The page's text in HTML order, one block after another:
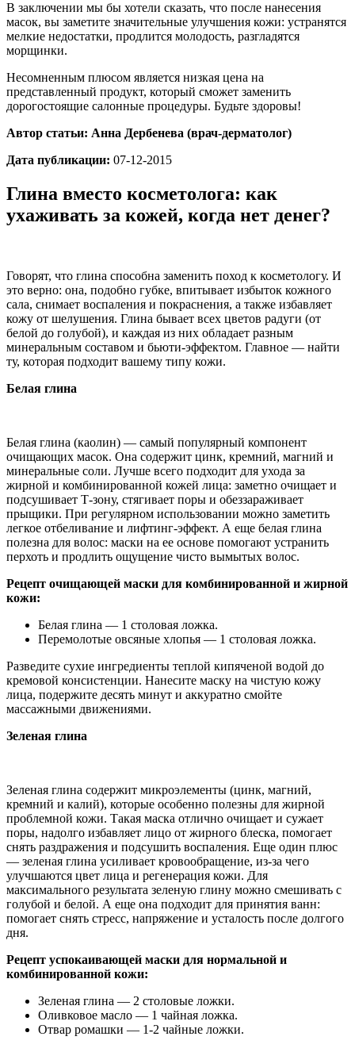
В заключении мы бы хотели сказать, что после нанесения
масок, вы заметите значительные улучшения кожи: устранятся
мелкие недостатки, продлится молодость, разгладятся
морщинки.
Несомненным плюсом является низкая цена на
представленный продукт, который сможет заменить
дорогостоящие салонные процедуры. Будьте здоровы!
Автор статьи: Анна Дербенева (врач-дерматолог)
Дата публикации: 07-12-2015
Глина вместо косметолога: как
ухаживать за кожей, когда нет денег?
Говорят, что глина способна заменить поход к косметологу. И
это верно: она, подобно губке, впитывает избыток кожного
сала, снимает воспаления и покраснения, а также избавляет
кожу от шелушения. Глина бывает всех цветов радуги (от
белой до голубой), и каждая из них обладает разным
минеральным составом и бьюти-эффектом. Главное — найти
ту, которая подходит вашему типу кожи.
Белая глина
Белая глина (каолин) — самый популярный компонент
очищающих масок. Она содержит цинк, кремний, магний и
минеральные соли. Лучше всего подходит для ухода за
жирной и комбинированной кожей лица: заметно очищает и
подсушивает Т-зону, стягивает поры и обеззараживает
прыщики. При регулярном использовании можно заметить
легкое отбеливание и лифтинг-эффект. А еще белая глина
полезна для волос: маски на ее основе помогают устранить
перхоть и продлить ощущение чисто вымытых волос.
Рецепт очищающей маски для комбинированной и жирной
кожи:
Белая глина — 1 столовая ложка.
Перемолотые овсяные хлопья — 1 столовая ложка.
Разведите сухие ингредиенты теплой кипяченой водой до
кремовой консистенции. Нанесите маску на чистую кожу
лица, подержите десять минут и аккуратно смойте
массажными движениями.
Зеленая глина
Зеленая глина содержит микроэлементы (цинк, магний,
кремний и калий), которые особенно полезны для жирной
проблемной кожи. Такая маска отлично очищает и сужает
поры, надолго избавляет лицо от жирного блеска, помогает
снять раздражения и подсушить воспаления. Еще один плюс
— зеленая глина усиливает кровообращение, из-за чего
улучшаются цвет лица и регенерация кожи. Для
максимального результата зеленую глину можно смешивать с
голубой и белой. А еще она подходит для принятия ванн:
помогает снять стресс, напряжение и усталость после долгого
дня.
Рецепт успокаивающей маски для нормальной и
комбинированной кожи:
Зеленая глина — 2 столовые ложки.
Оливковое масло — 1 чайная ложка.
Отвар ромашки — 1-2 чайные ложки.